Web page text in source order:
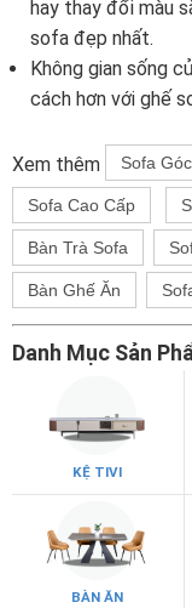
hay thay đổi màu
sofa đẹp nhất.
Không gian sống
cách hơn với ghế
Xem thêm Sofa Góc
Sofa Cao Cấp
Bàn Trà Sofa
Bàn Ghế Ăn
Danh Mục Sản
KỆ TIVI
BÀN ĂN